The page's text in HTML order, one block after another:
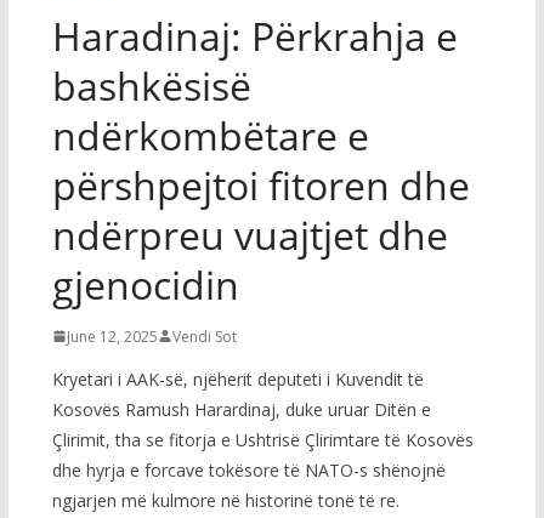
Haradinaj: Përkrahja e
bashkësisë
ndërkombëtare e
përshpejtoi fitoren dhe
ndërpreu vuajtjet dhe
gjenocidin
June 12, 2025 Vendi Sot
Kryetari i AAK-së, njëherit deputeti i Kuvendit të
Kosovës Ramush Harardinaj, duke uruar Ditën e
Çlirimit, tha se fitorja e Ushtrisë Çlirimtare të Kosovës
dhe hyrja e forcave tokësore të NATO-s shënojnë
ngjarjen më kulmore në historinë tonë të re.